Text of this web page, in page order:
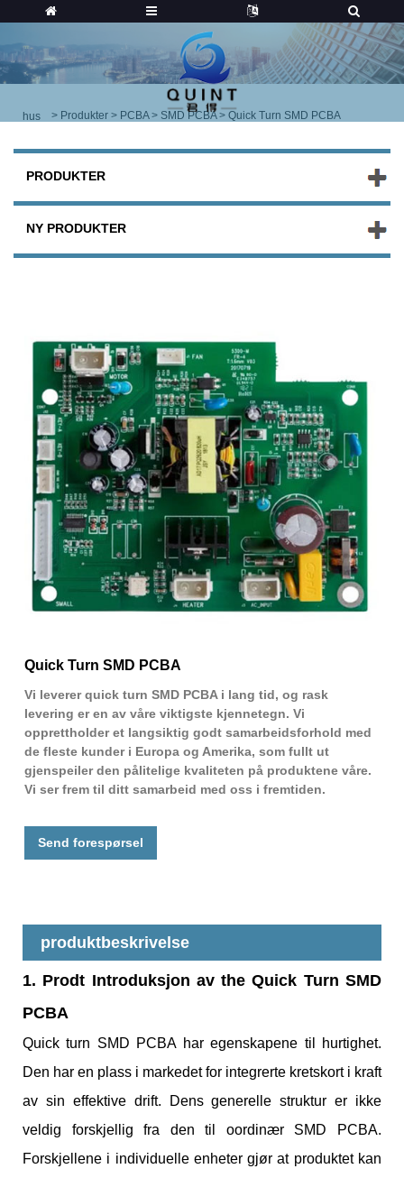
hus > Produkter > PCBA> SMD PCBA> Quick Turn SMD PCBA
PRODUKTER
NY PRODUKTER
Quick Turn SMD PCBA
Vi leverer quick turn SMD PCBA i lang tid, og rask
levering er en av våre viktigste kjennetegn. Vi
opprettholder et langsiktig godt samarbeidsforhold med
de fleste kunder i Europa og Amerika, som fullt ut
gjenspeiler den pålitelige kvaliteten på produktene våre.
Vi ser frem til ditt samarbeid med oss ​​i fremtiden.
Send forespørsel
produktbeskrivelse
1. Prodt Introduksjon av the Quick Turn SMD
PCBA
Quick turn SMD PCBA har egenskapene til hurtighet.
Den har en plass i markedet for integrerte kretskort i kraft
av sin effektive drift. Dens generelle struktur er ikke
veldig forskjellig fra den til oordinær SMD PCBA.
Forskjellene i individuelle enheter gjør at produktet kan